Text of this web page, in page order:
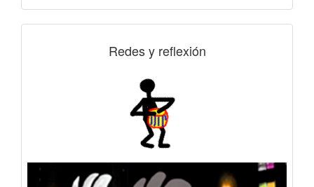
Redes y reflexión